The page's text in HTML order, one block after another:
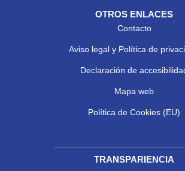
OTROS ENLACES
Contacto
Aviso legal y Política de
Declaración de
Mapa web
Política de Cookies (EU)
TRANSPARIENCIA